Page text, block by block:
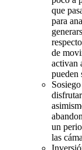
que
para
de
activan
pueden
un
las